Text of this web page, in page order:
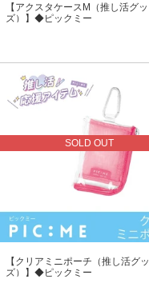
【アクスタケースM（推し活グッ
ズ）】◆ピックミー
SOLD OUT
【クリアミニポーチ（推し活グッ
ズ）】◆ピックミー